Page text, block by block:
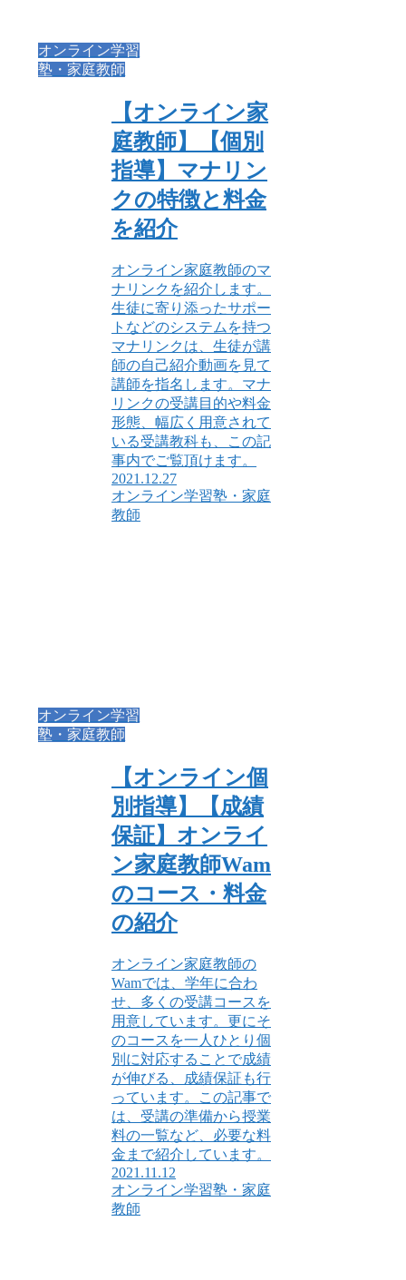
オンライン学習
塾・家庭教師
【オンライン家
庭教師】【個別
指導】マナリン
クの特徴と料金
を紹介
オンライン家庭教師のマ
ナリンクを紹介します。
生徒に寄り添ったサポー
トなどのシステムを持つ
マナリンクは、生徒が講
師の自己紹介動画を見て
講師を指名します。マナ
リンクの受講目的や料金
形態、幅広く用意されて
いる受講教科も、この記
事内でご覧頂けます。
2021.12.27
オンライン学習塾・家庭
教師
オンライン学習
塾・家庭教師
【オンライン個
別指導】【成績
保証】オンライ
ン家庭教師Wam
のコース・料金
の紹介
オンライン家庭教師の
Wamでは、学年に合わ
せ、多くの受講コースを
用意しています。更にそ
のコースを一人ひとり個
別に対応することで成績
が伸びる、成績保証も行
っています。この記事で
は、受講の準備から授業
料の一覧など、必要な料
金まで紹介しています。
2021.11.12
オンライン学習塾・家庭
教師